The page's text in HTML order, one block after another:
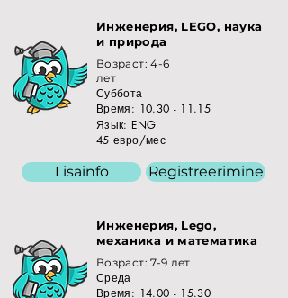
Инженерия, LEGO, наука
и природа
Возраст: 4-6
лет
Суббота
Время: 10.30 - 11.15
Язык: ENG
45 евро/мес
Lisainfo Registreerimine
Инженерия, Lego,
механика и математика
Возраст: 7-9 лет
Среда
Время: 14.00 - 15.30